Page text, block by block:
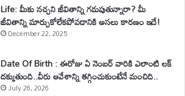
Life: మీకు నచ్చని జీవితాన్ని గడుపుతున్నారా? మీ
జీవితాన్ని మార్చుకోలేకపోవడానికి అసలు కారణం ఇదే!
December 22, 2025
Date Of Birth : ఈరోజు ఏ నెంబర్ వారికి ఎలాంటి లక్
దక్కుతుంది..వీరు ఆవేశాన్ని తగ్గించుకుంటేనే మంచిది..
July 26, 2026